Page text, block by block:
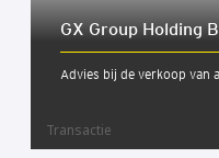
GX Group Hol­ding
Advies bij de verkoop van
Transactie